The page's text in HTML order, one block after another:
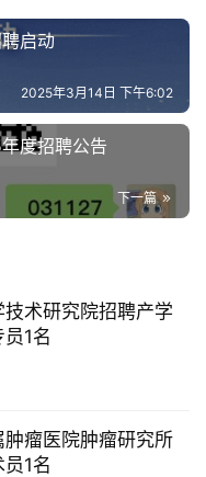
启动
2025年3月14日 下午6:02
度招聘公告
下一篇
术研究院招聘产学
1名
肿瘤医院肿瘤研究所
1名